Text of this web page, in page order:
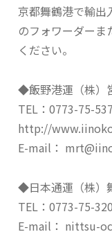
京都舞鶴港で輸出
のフォワーダー
ください。
◆飯野港運（株）
TEL：0773-75-
http://
E-mail：
◆日本通運（株）
TEL：0773-75-
E-mail： nittsu-